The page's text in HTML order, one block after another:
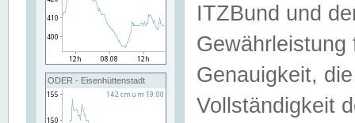
ODER - Eisenhüttenstadt
ITZBund und
Genauigkeit,
Vollständigkeit